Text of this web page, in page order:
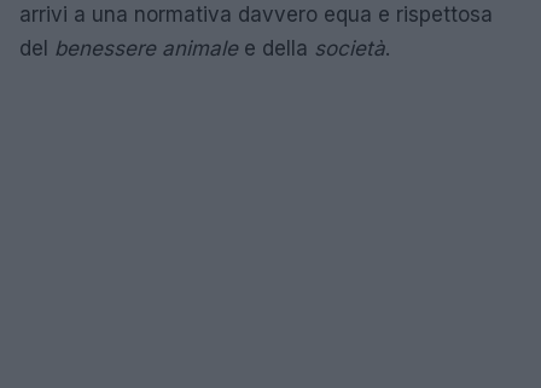
arrivi a una normativa davvero equa e rispettosa
del benessere animalee della società.